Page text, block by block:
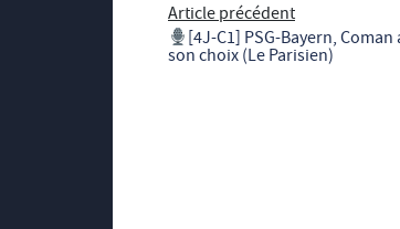
Article précédent
[4J-C1] PSG-Bayern, Coman
son choix (Le Parisien)